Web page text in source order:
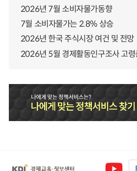
2026년 7월 소비자물가동향
7월 소비자물가는 2.8% 상승
2026년 한국 주식시장 여건 및 전망
2026년 5월 경제활동인구조사 고령